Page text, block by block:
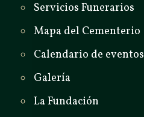
Servicios Funerarios
Mapa del Cementerio
Calendario de eventos
Galería
La Fundación